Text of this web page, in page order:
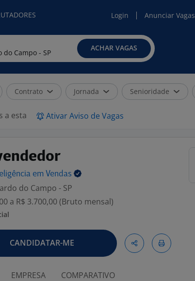
Login Anunciar Vagas
ACHAR VAGAS
Contrato Jornada Senioridade
a esta Ativar Aviso de Vagas
em Vendas
do Campo - SP
a R$ 3.700,00 (Bruto mensal)
CANDIDATAR-ME
EMPRESA COMPARATIVO